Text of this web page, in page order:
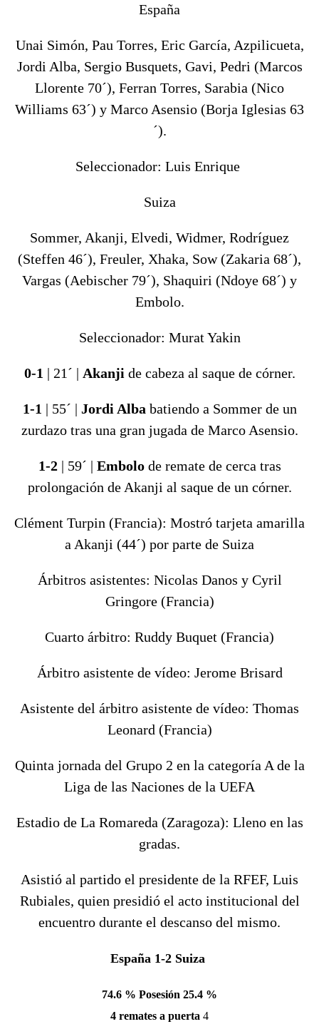
España
Unai Simón, Pau Torres, Eric García, Azpilicueta,
Jordi Alba, Sergio Busquets, Gavi, Pedri (Marcos
Llorente 70´), Ferran Torres, Sarabia (Nico
Williams 63´) y Marco Asensio (Borja Iglesias 63
´).
Seleccionador: Luis Enrique
Suiza
Sommer, Akanji, Elvedi, Widmer, Rodríguez
(Steffen 46´), Freuler, Xhaka, Sow (Zakaria 68´),
Vargas (Aebischer 79´), Shaquiri (Ndoye 68´) y
Embolo.
Seleccionador: Murat Yakin
0-1 | 21´ | Akanji de cabeza al saque de córner.
1-1 | 55´ | Jordi Alba batiendo a Sommer de un
zurdazo tras una gran jugada de Marco Asensio.
1-2| 59´ | Embolo de remate de cerca tras
prolongación de Akanji al saque de un córner.
Clément Turpin (Francia): Mostró tarjeta amarilla
a Akanji (44´) por parte de Suiza
Árbitros asistentes: Nicolas Danos y Cyril
Gringore (Francia)
Cuarto árbitro: Ruddy Buquet (Francia)
Árbitro asistente de vídeo: Jerome Brisard
Asistente del árbitro asistente de vídeo: Thomas
Leonard (Francia)
Quinta jornada del Grupo 2 en la categoría A de la
Liga de las Naciones de la UEFA
Estadio de La Romareda (Zaragoza): Lleno en las
gradas.
Asistió al partido el presidente de la RFEF, Luis
Rubiales, quien presidió el acto institucional del
encuentro durante el descanso del mismo.
España 1-2 Suiza
74.6 % Posesión 25.4 %
4 remates a puerta 4